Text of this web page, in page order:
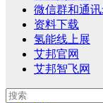
微信群和通
资料下载
氢能线上展
艾邦官网
艾邦智飞网